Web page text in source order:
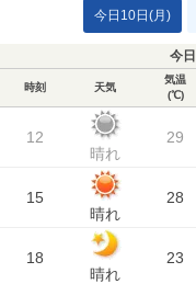
今日10日(月)
今
時刻 天気
気温
(℃)
12
晴れ
29
15
晴れ
28
18
晴れ
23